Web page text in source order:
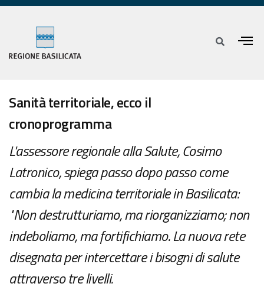
Sanità territoriale, ecco il
cronoprogramma
L'assessore regionale alla Salute, Cosimo
Latronico, spiega passo dopo passo come
cambia la medicina territoriale in Basilicata:
"Non destrutturiamo, ma riorganizziamo; non
indeboliamo, ma fortifichiamo. La nuova rete
disegnata per intercettare i bisogni di salute
attraverso tre livelli.